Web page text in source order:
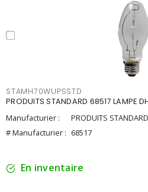
STAMH70WUPSSTD
PRODUITS STANDARD 68517 LAMPE
Manufacturier :
PRODUITS STANDARD
# Manufacturier : 68517
En inventaire